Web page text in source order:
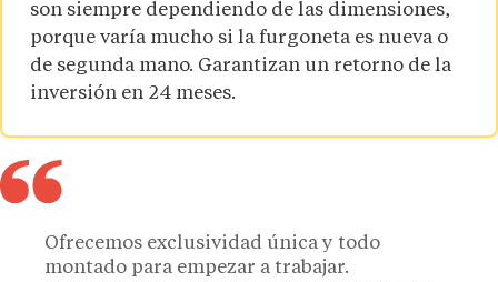
son siempre dependiendo de las dimensiones,
porque varía mucho si la furgoneta es nueva o
de segunda mano. Garantizan un retorno de la
inversión en 24 meses.
Ofrecemos exclusividad única y todo
montado para empezar a trabajar.